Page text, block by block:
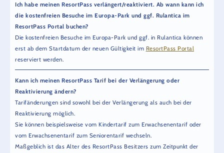
Ich habe meinen ResortPass verlängert/reaktiviert. Ab wann kann ich
die kostenfreien Besuche im Europa-Park und ggf. Rulantica im
ResortPass Portal buchen?
Die kostenfreien Besuche im Europa-Park und ggf. in Rulantica können
erst ab dem Startdatum der neuen Gültigkeit im ResortPass Portal
reserviert werden.
Kann ich meinen ResortPass Tarif bei der Verlängerung oder
Reaktivierung ändern?
Tarifänderungen sind sowohl bei der Verlängerung als auch bei der
Reaktivierung möglich.
Sie können beispielsweise vom Kindertarif zum Erwachsenentarif oder
vom Erwachsenentarif zum Seniorentarif wechseln.
Maßgeblich ist das Alter des ResortPass Besitzers zum Zeitpunkt der